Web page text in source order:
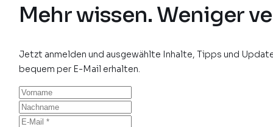
Mehr wissen. Weniger
Jetzt anmelden und ausgewählte Inhalte, Tipps und
bequem per E-Mail erhalten.